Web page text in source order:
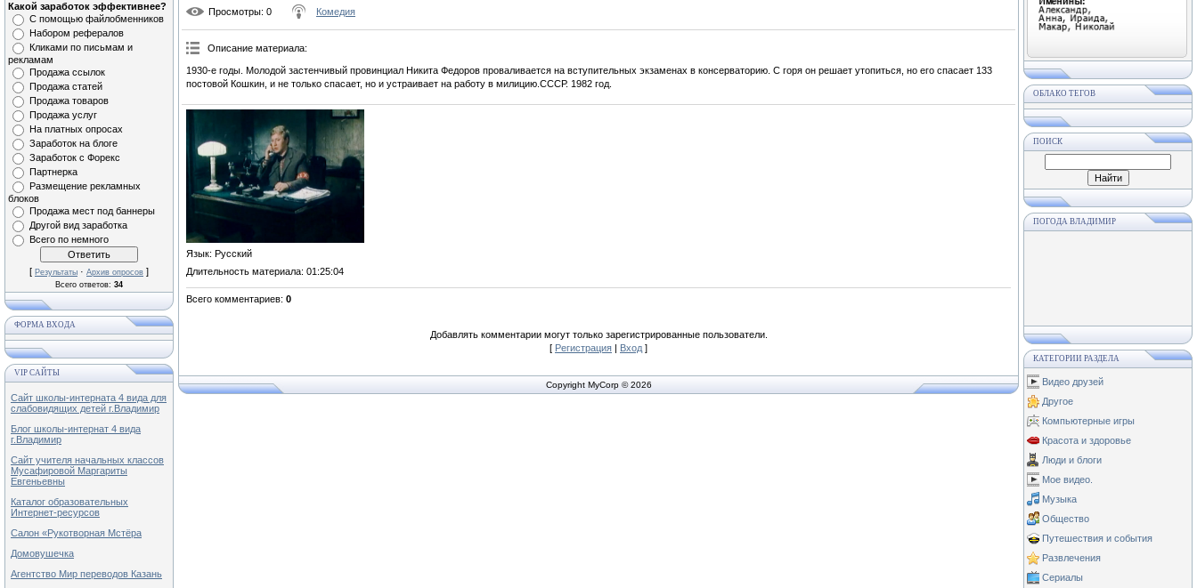
Какой заработок эффективнее?
С помощью файлобменников
Набором рефералов
Кликами по письмам и
рекламам
Продажа ссылок
Продажа статей
Продажа товаров
Продажа услуг
На платных опросах
Заработок на блоге
Заработок с Форекс
Партнерка
Размещение рекламных
блоков
Продажа мест под баннеры
Другой вид заработка
Всего по немного
[ Результаты · Архив опросов ]
Всего ответов: 34
ФОРМА ВХОДА
VIP САЙТЫ
Сайт школы-интерната 4 вида для
слабовидящих детей г.Владимир
Блог школы-интернат 4 вида
г.Владимир
Сайт учителя начальных классов
Мусафировой Маргариты
Евгеньевны
Каталог образовательных
Интернет-ресурсов
Салон «Рукотворная Мстёра
Домовушечка
Агентство Мир переводов Казань
Просмотры: 0 Комедия
Описание материала:
1930-е годы. Молодой застенчивый провинциал Никита Федоров проваливается на вступительных экзаменах в консерваторию. С горя он решает утопиться, но его спасает 133
постовой Кошкин, и не только спасает, но и устраивает на работу в милицию.СССР. 1982 год.
Язык: Русский
Длительность материала: 01:25:04
Всего комментариев: 0
Добавлять комментарии могут только зарегистрированные пользователи.
[ Регистрация | Вход ]
Copyright MyCorp © 2026
ОБЛАКО ТЕГОВ
ПОИСК
ПОГОДА ВЛАДИМИР
КАТЕГОРИИ РАЗДЕЛА
Видео друзей
Другое
Компьютерные игры
Красота и здоровье
Люди и блоги
Мое видео.
Музыка
Общество
Путешествия и события
Развлечения
Сериалы